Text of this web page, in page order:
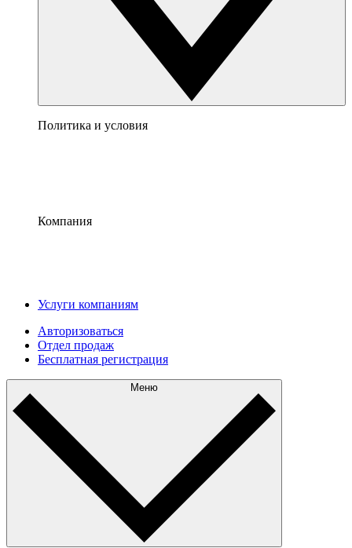
Политика и условия
Компания
Услуги компаниям
Авторизоваться
Отдел продаж
Бесплатная регистрация
Меню